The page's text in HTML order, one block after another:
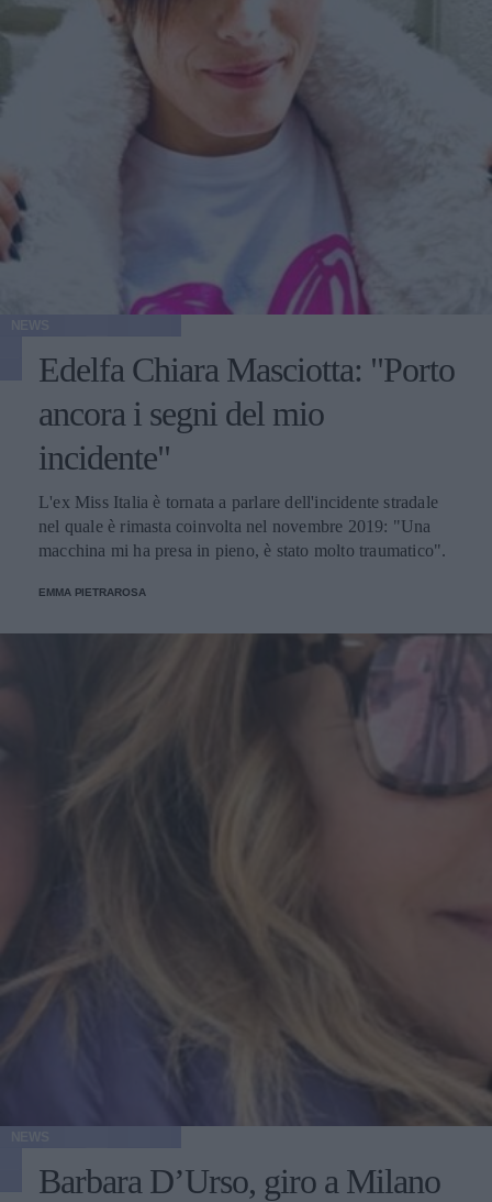
Edelfa Chiara Masciotta: "Porto
ancora i segni del mio
incidente"
L'ex Miss Italia è tornata a parlare dell'incidente stradale
nel quale è rimasta coinvolta nel novembre 2019: "Una
macchina mi ha presa in pieno, è stato molto traumatico".
EMMA PIETRAROSA
Barbara D’Urso, giro a Milano